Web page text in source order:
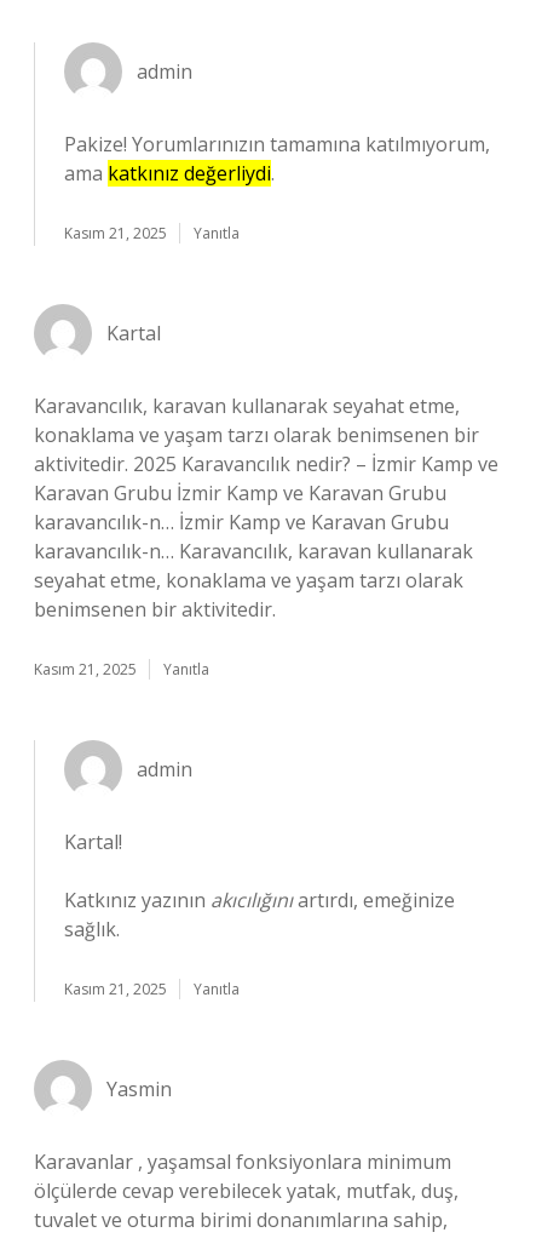
admin
Pakize! Yorumlarınızın tamamına katılmıyorum,
ama katkınız değerliydi.
Kasım 21, 2025 Yanıtla
Kartal
Karavancılık, karavan kullanarak seyahat etme,
konaklama ve yaşam tarzı olarak benimsenen bir
aktivitedir. 2025 Karavancılık nedir? – İzmir Kamp ve
Karavan Grubu İzmir Kamp ve Karavan Grubu
karavancılık-n… İzmir Kamp ve Karavan Grubu
karavancılık-n… Karavancılık, karavan kullanarak
seyahat etme, konaklama ve yaşam tarzı olarak
benimsenen bir aktivitedir.
Kasım 21, 2025 Yanıtla
admin
Kartal!
Katkınız yazının akıcılığınıartırdı, emeğinize
sağlık.
Kasım 21, 2025 Yanıtla
Yasmin
Karavanlar , yaşamsal fonksiyonlara minimum
ölçülerde cevap verebilecek yatak, mutfak, duş,
tuvalet ve oturma birimi donanımlarına sahip,